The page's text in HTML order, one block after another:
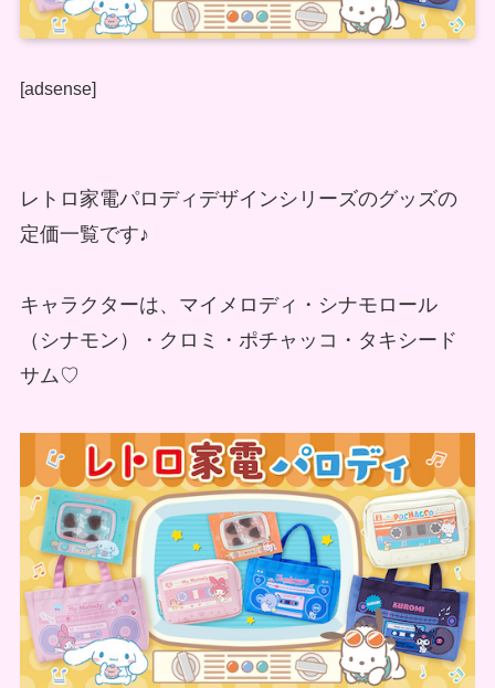
[adsense]
レトロ家電パロディデザインシリーズのグッズの
定価一覧です♪
キャラクターは、マイメロディ・シナモロール
（シナモン）・クロミ・ポチャッコ・タキシード
サム♡